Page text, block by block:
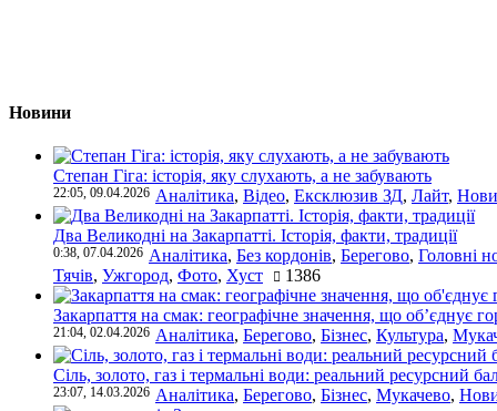
Новини
Степан Гіга: історія, яку слухають, а не забувають
22:05, 09.04.2026 Аналітика, Відео, Ексклюзив ЗД, Лайт,
Два Великодні на Закарпатті. Історія, факти, традиції
0:38, 07.04.2026 Аналітика, Без кордонів, Берегово, Головні
Тячів, Ужгород, Фото, Хуст 1386
Закарпаття на смак: географічне значення, що об’єднує
21:04, 02.04.2026 Аналітика, Берегово, Бізнес, Культура,
Сіль, золото, газ і термальні води: реальний ресурсний
23:07, 14.03.2026 Аналітика, Берегово, Бізнес, Мукачево,